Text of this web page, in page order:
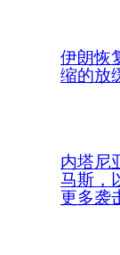
伊朗恢
缩的放
内塔尼
马斯，
更多袭